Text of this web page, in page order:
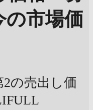
の市場価
の売出し価